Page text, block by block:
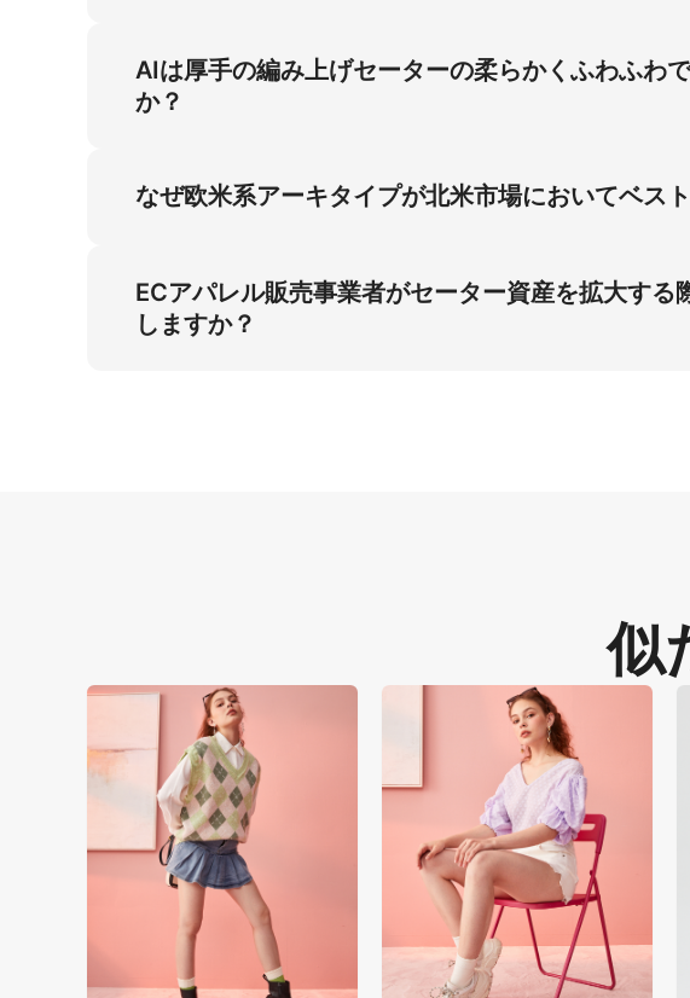
モデル契約の高コスト問題を解消します。 この手法によりラ
ます。パステルピンクのテキスタイルとポケットに手を入れ
AIは厚手の編み上げセーターの柔らかくふわふわ
か？
ピンクで正確に再現します。 物理サンプルなしで独自の素材
事業者向けにブランド統一のビジュアルを提供します。
なぜ欧米系アーキタイプが北米市場においてベス
トに手を入れたポーズとパステルピンクのテキスタイル、ソ
ンゲージメントを保証します。
ECアパレル販売事業者がセーター資産を拡大す
しますか？
似